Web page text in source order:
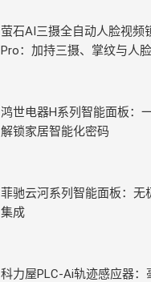
萤石AI三摄全自动人脸视频
Pro：加持三摄、掌纹与人脸
鸿世电器H系列智能面板：
解锁家居智能化密码
菲驰云河系列智能面板：无
集成
科力屋PLC-Ai轨迹感应器：